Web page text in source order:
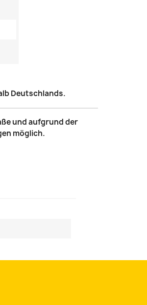
Deutschlands.
und aufgrund der
möglich.